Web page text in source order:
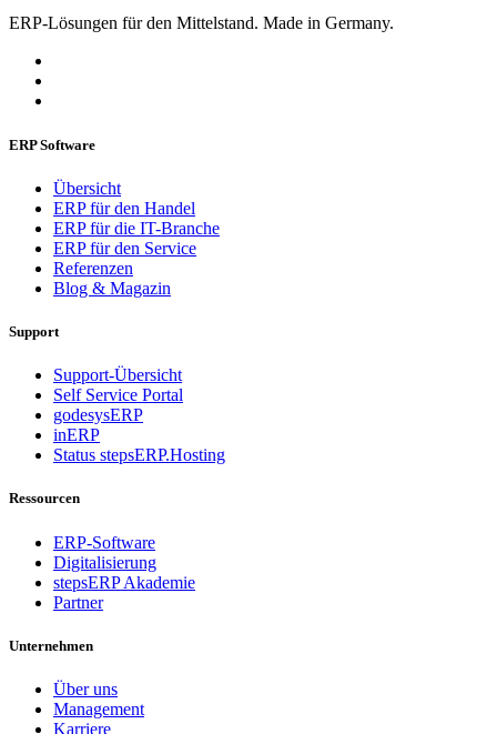
ERP-Lösungen für den Mittelstand. Made in Germany.
ERP Software
Übersicht
ERP für den Handel
ERP für die IT-Branche
ERP für den Service
Referenzen
Blog & Magazin
Support
Support-Übersicht
Self Service Portal
godesysERP
inERP
Status stepsERP.Hosting
Ressourcen
ERP-Software
Digitalisierung
stepsERP Akademie
Partner
Unternehmen
Über uns
Management
Karriere